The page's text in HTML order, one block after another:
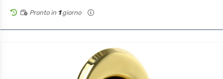
Pronto in 1giorno